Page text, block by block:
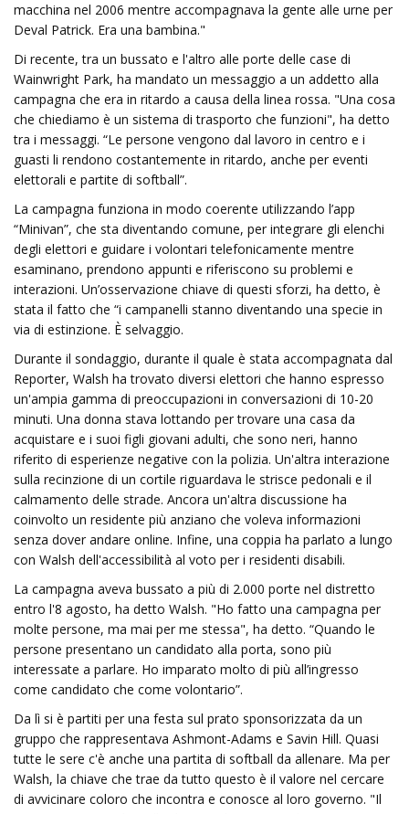
macchina nel 2006 mentre accompagnava la gente alle urne per
Deval Patrick. Era una bambina."
Di recente, tra un bussato e l'altro alle porte delle case di
Wainwright Park, ha mandato un messaggio a un addetto alla
campagna che era in ritardo a causa della linea rossa. "Una cosa
che chiediamo è un sistema di trasporto che funzioni", ha detto
tra i messaggi. “Le persone vengono dal lavoro in centro e i
guasti li rendono costantemente in ritardo, anche per eventi
elettorali e partite di softball”.
La campagna funziona in modo coerente utilizzando l’app
“Minivan”, che sta diventando comune, per integrare gli elenchi
degli elettori e guidare i volontari telefonicamente mentre
esaminano, prendono appunti e riferiscono su problemi e
interazioni. Un’osservazione chiave di questi sforzi, ha detto, è
stata il fatto che “i campanelli stanno diventando una specie in
via di estinzione. È selvaggio.
Durante il sondaggio, durante il quale è stata accompagnata dal
Reporter, Walsh ha trovato diversi elettori che hanno espresso
un'ampia gamma di preoccupazioni in conversazioni di 10-20
minuti. Una donna stava lottando per trovare una casa da
acquistare e i suoi figli giovani adulti, che sono neri, hanno
riferito di esperienze negative con la polizia. Un'altra interazione
sulla recinzione di un cortile riguardava le strisce pedonali e il
calmamento delle strade. Ancora un'altra discussione ha
coinvolto un residente più anziano che voleva informazioni
senza dover andare online. Infine, una coppia ha parlato a lungo
con Walsh dell'accessibilità al voto per i residenti disabili.
La campagna aveva bussato a più di 2.000 porte nel distretto
entro l'8 agosto, ha detto Walsh. "Ho fatto una campagna per
molte persone, ma mai per me stessa", ha detto. “Quando le
persone presentano un candidato alla porta, sono più
interessate a parlare. Ho imparato molto di più all’ingresso
come candidato che come volontario”.
Da lì si è partiti per una festa sul prato sponsorizzata da un
gruppo che rappresentava Ashmont-Adams e Savin Hill. Quasi
tutte le sere c'è anche una partita di softball da allenare. Ma per
Walsh, la chiave che trae da tutto questo è il valore nel cercare
di avvicinare coloro che incontra e conosce al loro governo. "Il